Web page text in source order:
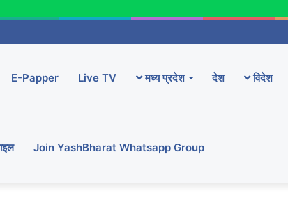
E-Papper Live TV मध्य प्रदेश देश विदेश
Join YashBharat Whatsapp Group